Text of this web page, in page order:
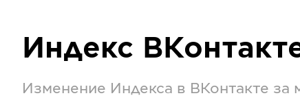
Индекс
Изменение Индекса в ВКонтакте за